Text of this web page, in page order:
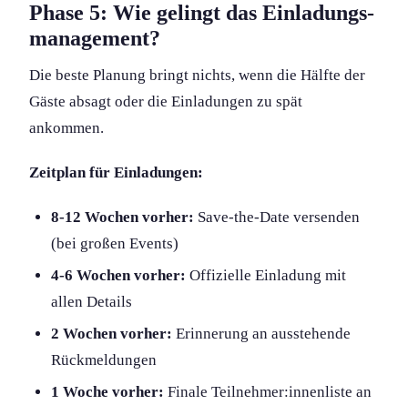
Phase 5: Wie gelingt das Einladungs­
management?
Die beste Planung bringt nichts, wenn die Hälfte der
Gäste absagt oder die Einladungen zu spät
ankommen.
Zeitplan für Einladung­en:
8-12 Wochen vorher: Save-the-Date versenden
(bei großen Events)
4-6 Wochen vorher: Offizielle Einladung mit
allen Details
2 Wochen vorher: Erinnerung an ausstehende
Rückmeldungen
1 Woche vorher: Finale Teilnehmer:innenliste an